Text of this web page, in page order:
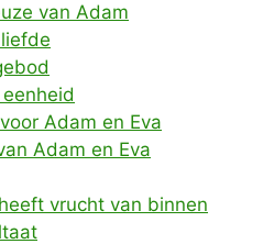
van Adam
Adam en Eva
Adam en Eva
vrucht van binnen